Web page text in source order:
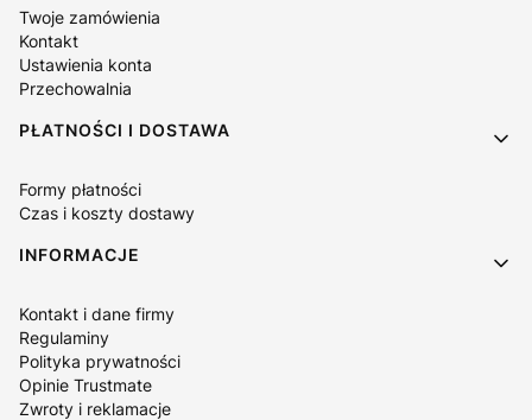
Twoje zamówienia
Kontakt
Ustawienia konta
Przechowalnia
PŁATNOŚCI I DOSTAWA
Formy płatności
Czas i koszty dostawy
INFORMACJE
Kontakt i dane firmy
Regulaminy
Polityka prywatności
Opinie Trustmate
Zwroty i reklamacje